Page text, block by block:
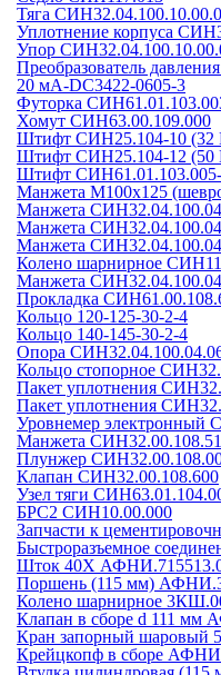
Тяга
Уплотнение корпуса
Упор
Преобразователь
20 мА-DC3422-0605-3
Футорка
Хомут СИН63.00.109.000
Штифт СИН25.104-10
Штифт СИН25.104-12
Штифт СИН61.01.103.005-
Манжета М100х125
Манжета
Манжета
Манжета
Колено шарнирное
Манжета
Прокладка
Кольцо 120-125-30-2-4
Кольцо 140-145-30-2-4
Опора
Кольцо стопорное
Пакет уплотнения
Пакет уплотнения
Уровнемер электронный
Манжета
Плунжер
Клапан СИН32.00.108.600
Узел тяги
БРС2 СИН10.00.000
Запчасти к
Быстроразъемное
Шток 40Х
Поршень (115 мм)
Колено шарнирное
Клапан в сборе d 111 мм
Кран запорный шаровый
Крейцкопф в сборе